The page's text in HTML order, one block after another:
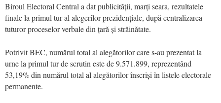
Biroul Electoral Central a dat publicității, marți seara, rezultatele
finale la primul tur al alegerilor prezidențiale, după centralizarea
tuturor proceselor verbale din țară și străinătate.
Potrivit BEC, numărul total al alegătorilor care s-au prezentat la
urne la primul tur de scrutin este de 9.571.899, reprezentând
53,19% din numărul total al alegătorilor înscriși în listele electorale
permanente.